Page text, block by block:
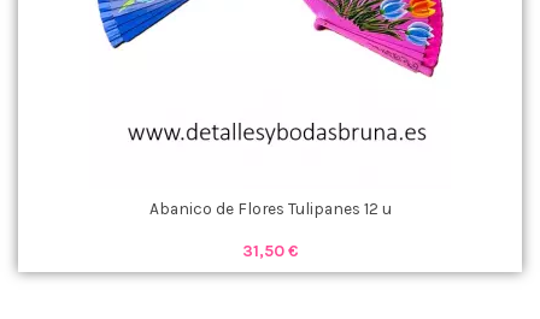
Abanico de Flores Tulipanes 12 u
31,50 €